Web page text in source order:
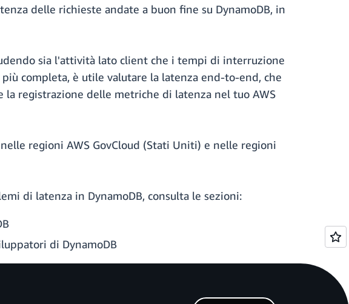
delle richieste andate a buon fine su DynamoDB, in
sia l'attività lato client che i tempi di interruzione
completa, è utile valutare la latenza end-to-end, che
registrazione delle metriche di latenza nel tuo AWS
regioni AWS GovCloud (Stati Uniti) e nelle regioni
di latenza in DynamoDB, consulta le sezioni:
di DynamoDB